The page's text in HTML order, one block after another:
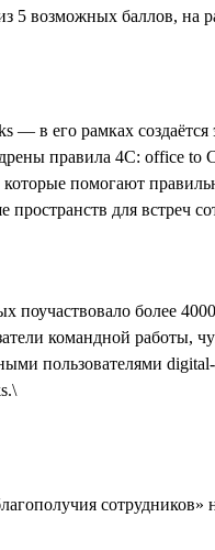
5 возможных баллов, на
— в его рамках
правила 4C: office to
помогают
для встреч
поучаствовало более
командной работы,
пользователями